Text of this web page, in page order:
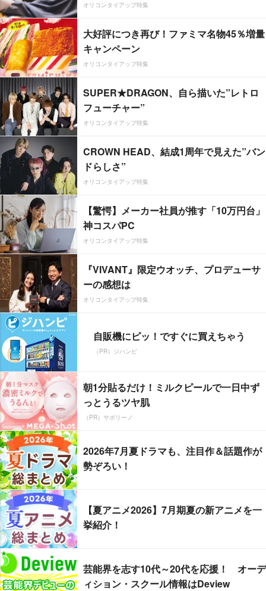
オリコンタイアップ特集
大好評につき再び！ファミマ名物45％増量
キャンペーン
オリコンタイアップ特集
SUPER★DRAGON、自ら描いた”レトロ
フューチャー”
オリコンタイアップ特集
CROWN HEAD、結成1周年で見えた”バン
ドらしさ”
オリコンタイアップ特集
【驚愕】メーカー社員が推す「10万円台」
神コスパPC
オリコンタイアップ特集
『VIVANT』限定ウオッチ、プロデューサ
ーの感想は
オリコンタイアップ特集
自販機にピッ！ですぐに買えちゃう
（PR）ジハンピ
朝1分貼るだけ！ミルクピールで一日中ず
っとうるツヤ肌
（PR）サボリーノ
2026年7月夏ドラマも、注目作＆話題作が
勢ぞろい！
【夏アニメ2026】7月期夏の新アニメを一
挙紹介！
芸能界を志す10代～20代を応援！ オーデ
ィション・スクール情報はDeview